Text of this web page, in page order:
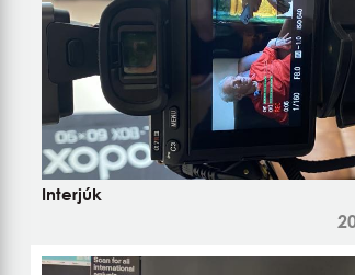
Interjúk